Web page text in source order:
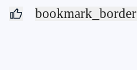
bookmark_border